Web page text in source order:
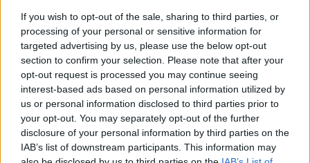
If you wish to opt-out of the sale, sharing to third parties, or
processing of your personal or sensitive information for
targeted advertising by us, please use the below opt-out
section to confirm your selection. Please note that after your
opt-out request is processed you may continue seeing
interest-based ads based on personal information utilized by
us or personal information disclosed to third parties prior to
your opt-out. You may separately opt-out of the further
disclosure of your personal information by third parties on the
IAB’s list of downstream participants. This information may
voglia andare, il comfort e la qualità del volo ti
accompagneranno ovunque tu scelga di viaggiare.
Sei pronto per il tuo prossimo avventura?
AUTORE
AiAdhubMedia